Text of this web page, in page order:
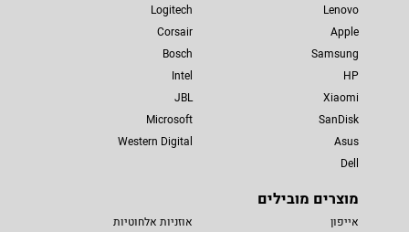
Lenovo
Apple
Samsung
HP
Xiaomi
SanDisk
Asus
Dell
Logitech
Corsair
Bosch
Intel
JBL
Microsoft
Western Digital
מוצרים מובילים
אייפון
אוזניות אלחוטיות